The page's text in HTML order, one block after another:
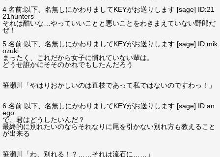
4 名前:以下、名無しにかわりましてKEYがお送りします [sage] ID:21
21hunters
それは酷いな…やっていいことと悪いことをわきまえていない野郎だ
ぜ！
5 名前:以下、名無しにかわりましてKEYがお送りします [sage] ID:mik
ozuki
まったく、これだから女子に慣れていない輩は。
どうせ誰かにそそのかれでもしたんだろう
笹瀬川「やはりおかしいのは直枝であって私ではないのですわっ！」
6 名前:以下、名無しにかわりましてKEYがお送りします [sage] ID:an
ego
で、君はどうしたいんだ？
最終的に別れたいのならそれなりに尾を引かない別れ方も教えること
が出来る
笹瀬川「わ、別れる！？……それは流石に……」